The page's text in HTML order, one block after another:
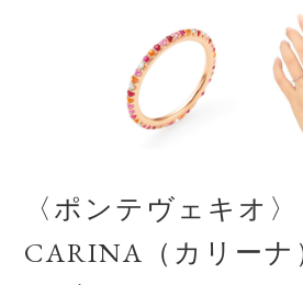
〈ポンテヴェキオ〉
CARINA（カリーナ